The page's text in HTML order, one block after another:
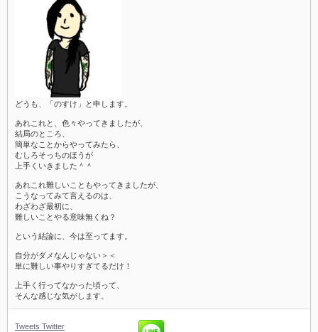
どうも、「のすけ」と申します。
あれこれと、色々やってきましたが、
結局のところ、
簡単なことからやってみたら、
むしろそっちのほうが
上手くいきました＾＾
あれこれ難しいこともやってきましたが、
こうなってみて言えるのは、
わざわざ最初に、
難しいことやる意味無くね？
という結論に、今は至ってます。
自分がダメなんじゃない＞＜
単に難しい事やりすぎてるだけ！
上手く行ってなかった頃って、
そんな感じな気がします。
Tweets Twitter